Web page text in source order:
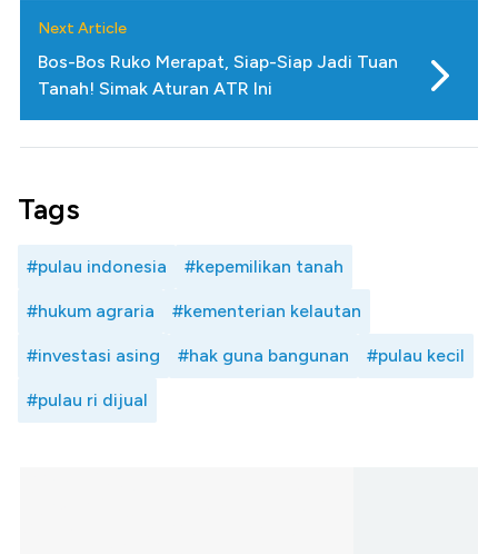
Next Article
Bos-Bos Ruko Merapat, Siap-Siap Jadi Tuan
Tanah! Simak Aturan ATR Ini
Tags
#pulau indonesia #kepemilikan tanah
#hukum agraria #kementerian kelautan
#investasi asing #hak guna bangunan #pulau kecil
#pulau ri dijual